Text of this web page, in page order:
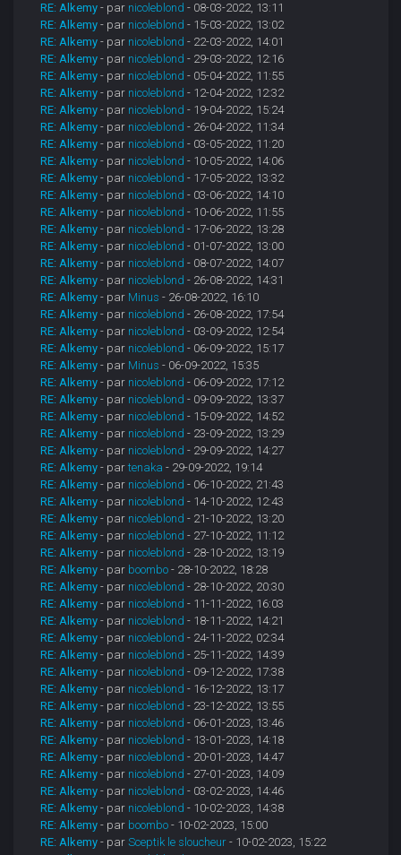
RE: Alkemy - par nicoleblond - 08-03-2022, 13:11
RE: Alkemy - par nicoleblond - 15-03-2022, 13:02
RE: Alkemy - par nicoleblond - 22-03-2022, 14:01
RE: Alkemy - par nicoleblond - 29-03-2022, 12:16
RE: Alkemy - par nicoleblond - 05-04-2022, 11:55
RE: Alkemy - par nicoleblond - 12-04-2022, 12:32
RE: Alkemy - par nicoleblond - 19-04-2022, 15:24
RE: Alkemy - par nicoleblond - 26-04-2022, 11:34
RE: Alkemy - par nicoleblond - 03-05-2022, 11:20
RE: Alkemy - par nicoleblond - 10-05-2022, 14:06
RE: Alkemy - par nicoleblond - 17-05-2022, 13:32
RE: Alkemy - par nicoleblond - 03-06-2022, 14:10
RE: Alkemy - par nicoleblond - 10-06-2022, 11:55
RE: Alkemy - par nicoleblond - 17-06-2022, 13:28
RE: Alkemy - par nicoleblond - 01-07-2022, 13:00
RE: Alkemy - par nicoleblond - 08-07-2022, 14:07
RE: Alkemy - par nicoleblond - 26-08-2022, 14:31
RE: Alkemy - par Minus - 26-08-2022, 16:10
RE: Alkemy - par nicoleblond - 26-08-2022, 17:54
RE: Alkemy - par nicoleblond - 03-09-2022, 12:54
RE: Alkemy - par nicoleblond - 06-09-2022, 15:17
RE: Alkemy - par Minus - 06-09-2022, 15:35
RE: Alkemy - par nicoleblond - 06-09-2022, 17:12
RE: Alkemy - par nicoleblond - 09-09-2022, 13:37
RE: Alkemy - par nicoleblond - 15-09-2022, 14:52
RE: Alkemy - par nicoleblond - 23-09-2022, 13:29
RE: Alkemy - par nicoleblond - 29-09-2022, 14:27
RE: Alkemy - partenaka - 29-09-2022, 19:14
RE: Alkemy - par nicoleblond - 06-10-2022, 21:43
RE: Alkemy - par nicoleblond - 14-10-2022, 12:43
RE: Alkemy - par nicoleblond - 21-10-2022, 13:20
RE: Alkemy - par nicoleblond - 27-10-2022, 11:12
RE: Alkemy - par nicoleblond - 28-10-2022, 13:19
RE: Alkemy - par boombo - 28-10-2022, 18:28
RE: Alkemy - par nicoleblond - 28-10-2022, 20:30
RE: Alkemy - par nicoleblond - 11-11-2022, 16:03
RE: Alkemy - par nicoleblond - 18-11-2022, 14:21
RE: Alkemy - par nicoleblond - 24-11-2022, 02:34
RE: Alkemy - par nicoleblond - 25-11-2022, 14:39
RE: Alkemy - par nicoleblond - 09-12-2022, 17:38
RE: Alkemy - par nicoleblond - 16-12-2022, 13:17
RE: Alkemy - par nicoleblond - 23-12-2022, 13:55
RE: Alkemy - par nicoleblond - 06-01-2023, 13:46
RE: Alkemy - par nicoleblond - 13-01-2023, 14:18
RE: Alkemy - par nicoleblond - 20-01-2023, 14:47
RE: Alkemy - par nicoleblond - 27-01-2023, 14:09
RE: Alkemy - par nicoleblond - 03-02-2023, 14:46
RE: Alkemy - par nicoleblond - 10-02-2023, 14:38
RE: Alkemy - par boombo - 10-02-2023, 15:00
RE: Alkemy - parSceptik le sloucheur - 10-02-2023, 15:22